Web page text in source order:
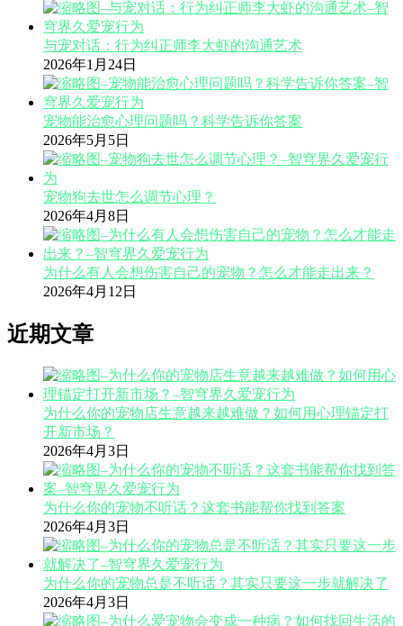
与宠对话：行为纠正师李大虾的沟通艺术
2026年1月24日
宠物能治愈心理问题吗？科学告诉你答案
2026年5月5日
宠物狗去世怎么调节心理？
2026年4月8日
为什么有人会想伤害自己的宠物？怎么才能走出来？
2026年4月12日
近期文章
为什么你的宠物店生意越来越难做？如何用心理锚定打
开新市场？
2026年4月3日
为什么你的宠物不听话？这套书能帮你找到答案
2026年4月3日
为什么你的宠物总是不听话？其实只要这一步就解决了
2026年4月3日